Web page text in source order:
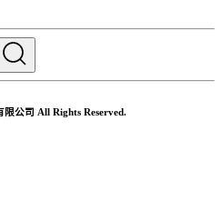
公司 All Rights Reserved.